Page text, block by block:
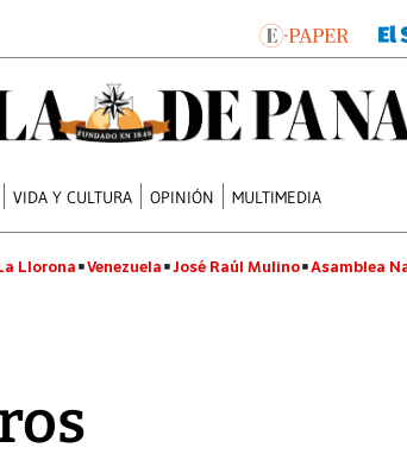
VIDA Y CULTURA OPINIÓN MULTIMEDIA
Llorona Venezuela José Raúl Mulino Asamblea